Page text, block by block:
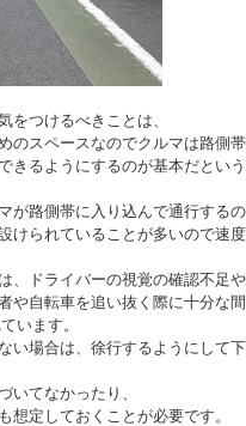
をつけるべきことは、
のスペースなのでクルマは路側
きるようにするのが基本だとい
が路側帯に入り込んで通行する
けられていることが多いので速
、ドライバーの視覚の確認不足
や自転車を追い抜く際に十分な
います。
い場合は、徐行するようにして
いてなかったり、
想定しておくことが必要です。